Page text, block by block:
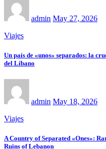
admin May 27, 2026
Viajes
Un país de «unos» separados: la
del Líbano
admin May 18, 2026
Viajes
A Country of Separated «Ones»:
Ruins of Lebanon